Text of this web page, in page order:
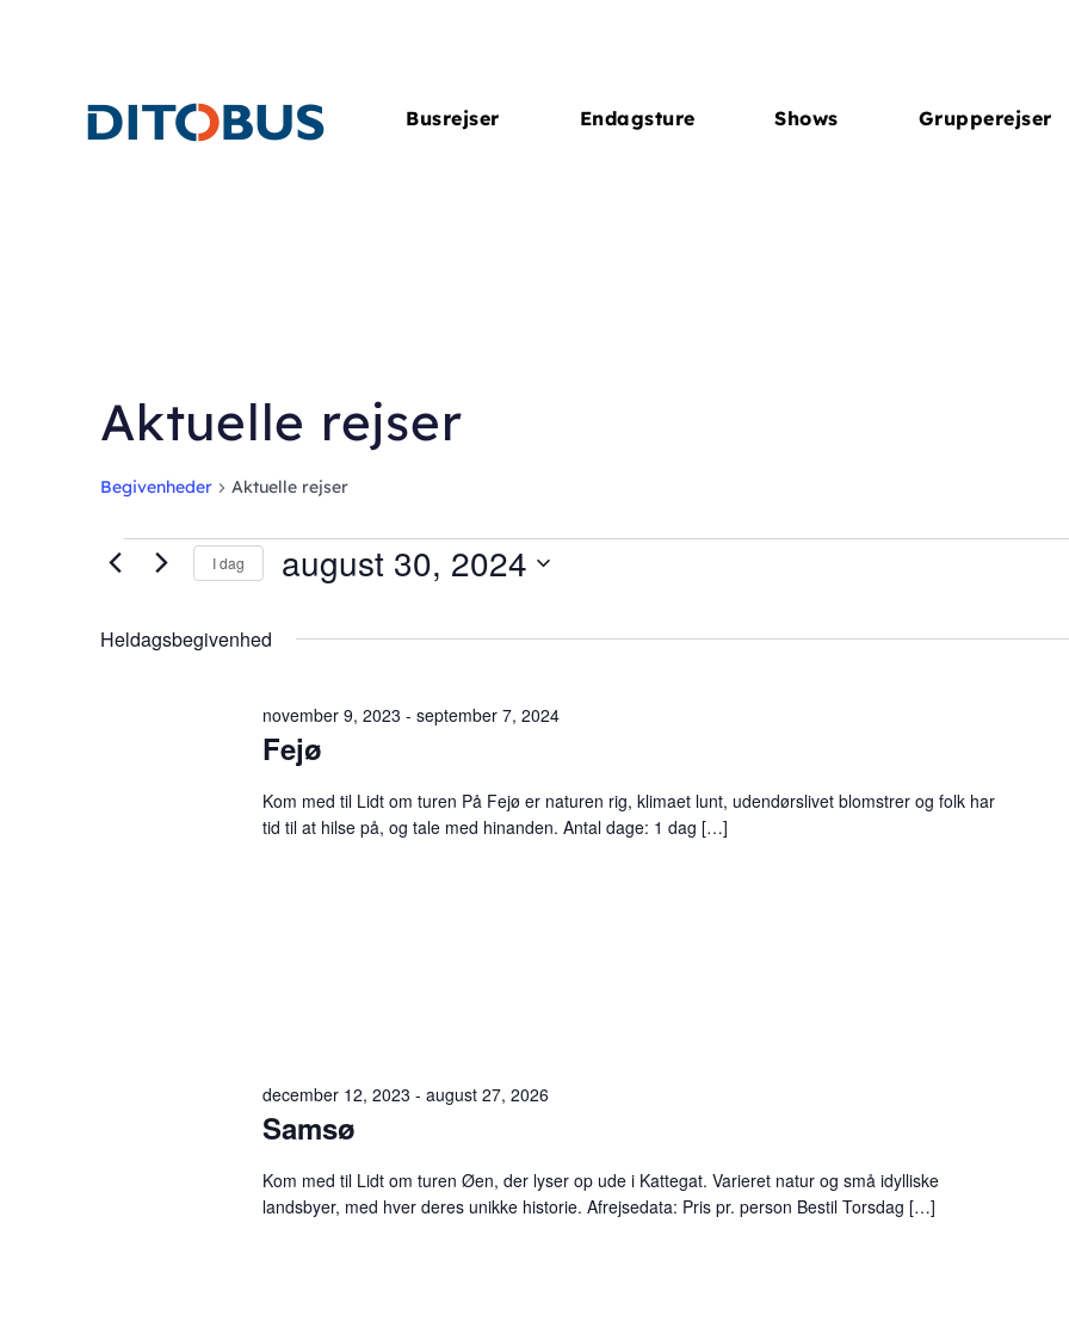
Busrejser Endagsture Shows Grupperejser
Aktuelle rejser
Begivenheder Aktuelle rejser
Begivenheder
for
I dag august 30, 2024
Heldagsbegivenhed
Fejø
november 9, 2023 - september 7, 2024
Kom med til Lidt om turen På Fejø er naturen rig, klimaet lunt, udendørslivet blomstrer og folk har
tid til at hilse på, og tale med hinanden. Antal dage: 1 dag […]
Samsø
december 12, 2023 - august 27, 2026
Kom med til Lidt om turen Øen, der lyser op ude i Kattegat. Varieret natur og små idylliske
landsbyer, med hver deres unikke historie. Afrejsedata: Pris pr. person Bestil Torsdag […]